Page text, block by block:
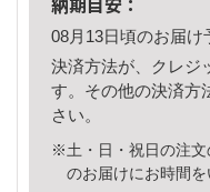
08月13日頃のお届け
決済方法が、クレジ
す。その他の決済方
さい。
※土・日・祝日の注文
のお届けにお時間を